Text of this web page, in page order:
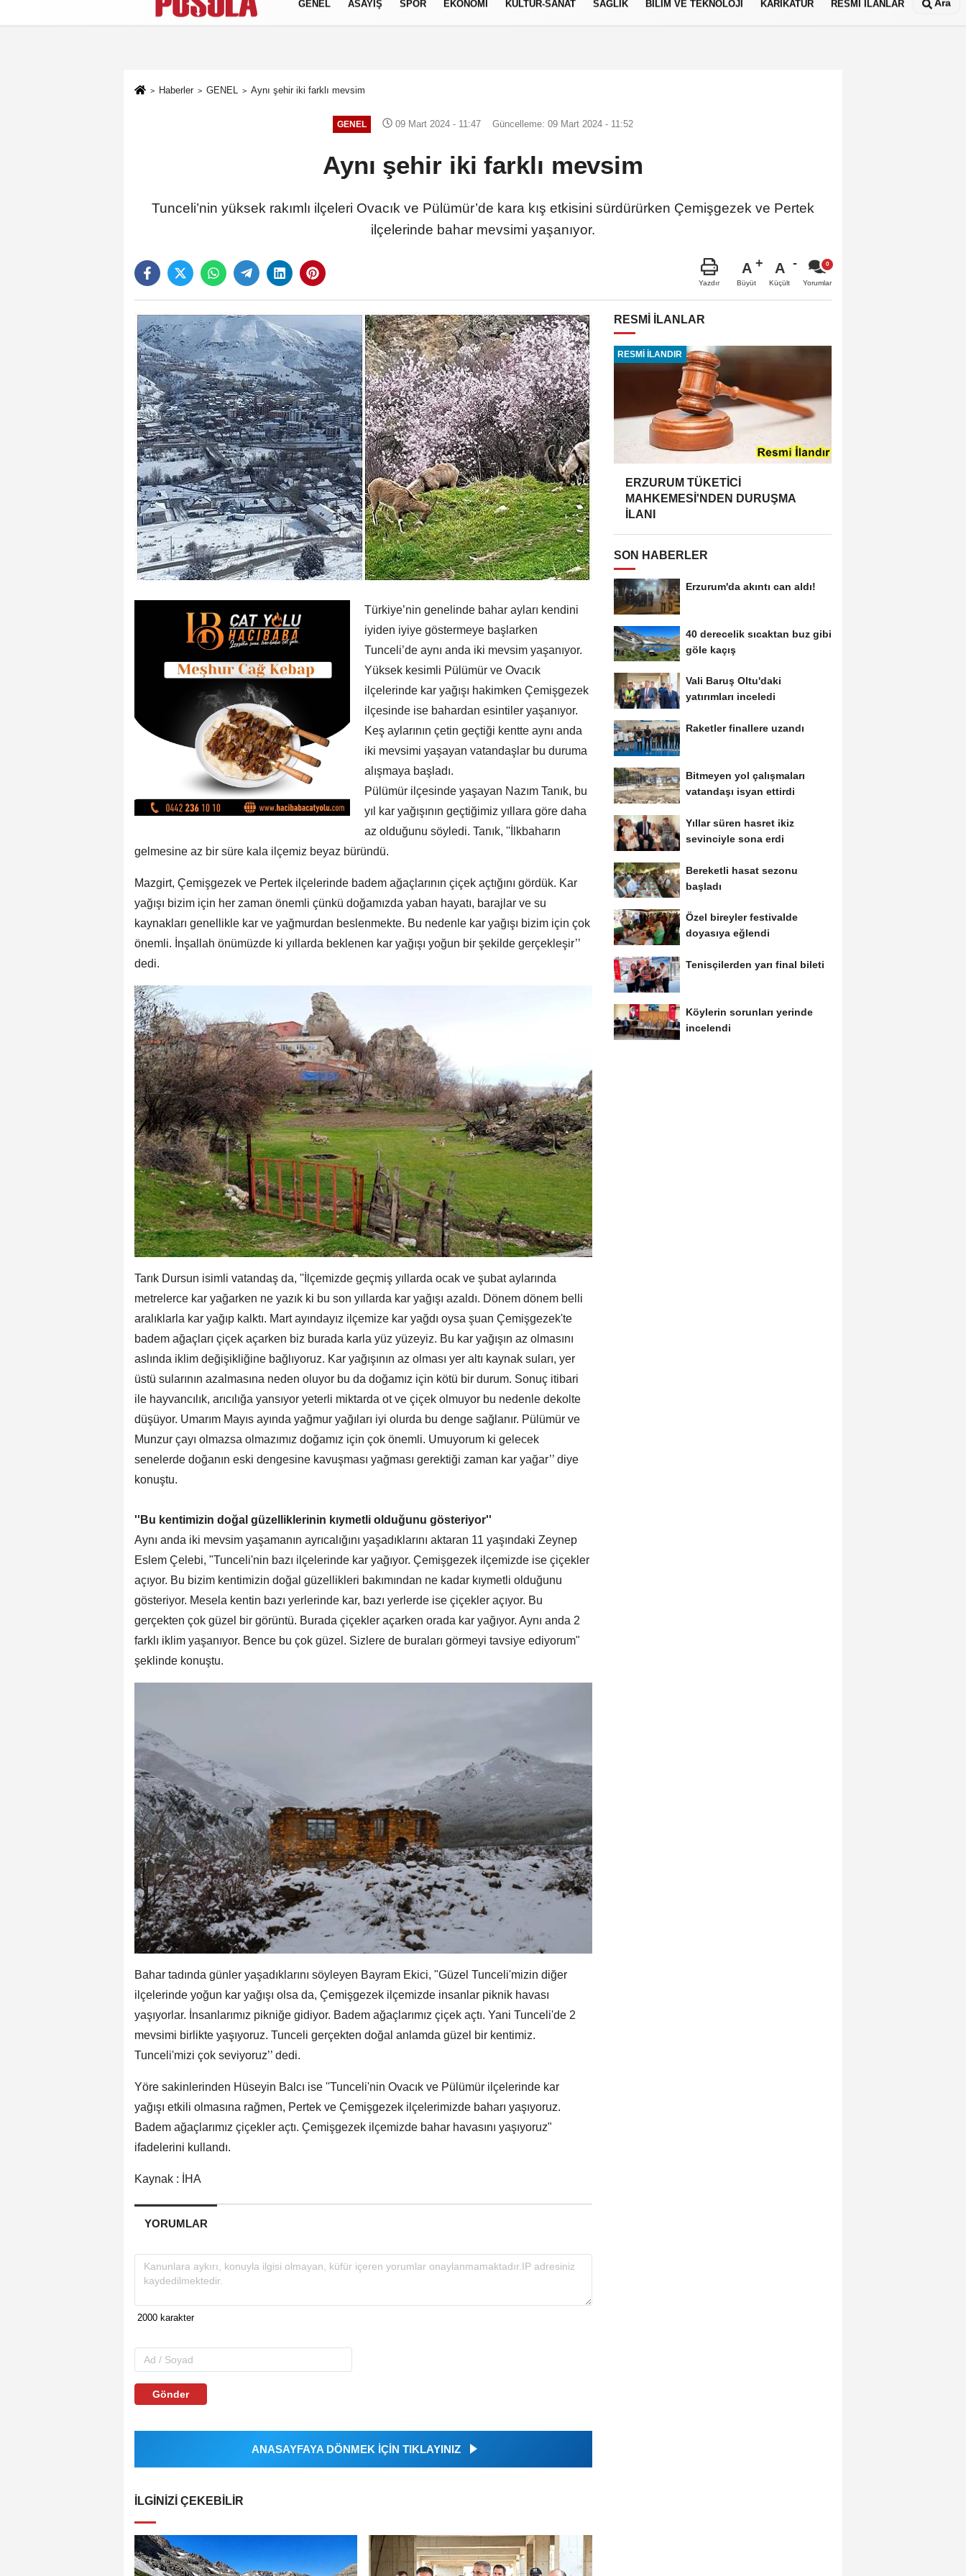
Künye İletişim Gizlilik Politikası
GENEL ASAYİŞ SPOR EKONOMİ KÜLTÜR-SANAT SAĞLIK BİLİM VE TEKNOLOJİ KARİKATÜR RESMİ İLANLAR Ara
Haberler GENEL Aynı şehir iki farklı mevsim
GENEL 09 Mart 2024 - 11:47 Güncelleme: 09 Mart 2024 - 11:52
Aynı şehir iki farklı mevsim
Tunceli’nin yüksek rakımlı ilçeleri Ovacık ve Pülümür’de kara kış etkisini sürdürürken Çemişgezek ve Pertek
ilçelerinde bahar mevsimi yaşanıyor.
Yazdır
A
Büyüt
A
Küçült Yorumlar
Türkiye’nin genelinde bahar ayları kendini
iyiden iyiye göstermeye başlarken
Tunceli’de aynı anda iki mevsim yaşanıyor.
Yüksek kesimli Pülümür ve Ovacık
ilçelerinde kar yağışı hakimken Çemişgezek
ilçesinde ise bahardan esintiler yaşanıyor.
Keş aylarının çetin geçtiği kentte aynı anda
iki mevsimi yaşayan vatandaşlar bu duruma
alışmaya başladı.
Pülümür ilçesinde yaşayan Nazım Tanık, bu
yıl kar yağışının geçtiğimiz yıllara göre daha
az olduğunu söyledi. Tanık, ''İlkbaharın
gelmesine az bir süre kala ilçemiz beyaz büründü.
Mazgirt, Çemişgezek ve Pertek ilçelerinde badem ağaçlarının çiçek açtığını gördük. Kar
yağışı bizim için her zaman önemli çünkü doğamızda yaban hayatı, barajlar ve su
kaynakları genellikle kar ve yağmurdan beslenmekte. Bu nedenle kar yağışı bizim için çok
önemli. İnşallah önümüzde ki yıllarda beklenen kar yağışı yoğun bir şekilde gerçekleşir’’
dedi.
Tarık Dursun isimli vatandaş da, ''İlçemizde geçmiş yıllarda ocak ve şubat aylarında
metrelerce kar yağarken ne yazık ki bu son yıllarda kar yağışı azaldı. Dönem dönem belli
aralıklarla kar yağıp kalktı. Mart ayındayız ilçemize kar yağdı oysa şuan Çemişgezek'te
badem ağaçları çiçek açarken biz burada karla yüz yüzeyiz. Bu kar yağışın az olmasını
aslında iklim değişikliğine bağlıyoruz. Kar yağışının az olması yer altı kaynak suları, yer
üstü sularının azalmasına neden oluyor bu da doğamız için kötü bir durum. Sonuç itibari
ile hayvancılık, arıcılığa yansıyor yeterli miktarda ot ve çiçek olmuyor bu nedenle dekolte
düşüyor. Umarım Mayıs ayında yağmur yağıları iyi olurda bu denge sağlanır. Pülümür ve
Munzur çayı olmazsa olmazımız doğamız için çok önemli. Umuyorum ki gelecek
senelerde doğanın eski dengesine kavuşması yağması gerektiği zaman kar yağar’’ diye
konuştu.
''Bu kentimizin doğal güzelliklerinin kıymetli olduğunu gösteriyor''
Aynı anda iki mevsim yaşamanın ayrıcalığını yaşadıklarını aktaran 11 yaşındaki Zeynep
Eslem Çelebi, "Tunceli'nin bazı ilçelerinde kar yağıyor. Çemişgezek ilçemizde ise çiçekler
açıyor. Bu bizim kentimizin doğal güzellikleri bakımından ne kadar kıymetli olduğunu
gösteriyor. Mesela kentin bazı yerlerinde kar, bazı yerlerde ise çiçekler açıyor. Bu
gerçekten çok güzel bir görüntü. Burada çiçekler açarken orada kar yağıyor. Aynı anda 2
farklı iklim yaşanıyor. Bence bu çok güzel. Sizlere de buraları görmeyi tavsiye ediyorum"
şeklinde konuştu.
Bahar tadında günler yaşadıklarını söyleyen Bayram Ekici, "Güzel Tunceli'mizin diğer
ilçelerinde yoğun kar yağışı olsa da, Çemişgezek ilçemizde insanlar piknik havası
yaşıyorlar. İnsanlarımız pikniğe gidiyor. Badem ağaçlarımız çiçek açtı. Yani Tunceli'de 2
mevsimi birlikte yaşıyoruz. Tunceli gerçekten doğal anlamda güzel bir kentimiz.
Tunceli'mizi çok seviyoruz’’ dedi.
Yöre sakinlerinden Hüseyin Balcı ise ''Tunceli'nin Ovacık ve Pülümür ilçelerinde kar
yağışı etkili olmasına rağmen, Pertek ve Çemişgezek ilçelerimizde baharı yaşıyoruz.
Badem ağaçlarımız çiçekler açtı. Çemişgezek ilçemizde bahar havasını yaşıyoruz"
ifadelerini kullandı.
Kaynak : İHA
YORUMLAR
Gönder
ANASAYFAYA DÖNMEK İÇİN TIKLAYINIZ
İLGINIZI ÇEKEBILIR
RESMİ İLANLAR
RESMİ İLANDIR
ERZURUM TÜKETİCİ
MAHKEMESİ'NDEN DURUŞMA
İLANI
SON HABERLER
Erzurum'da akıntı can aldı!
40 derecelik sıcaktan buz gibi
göle kaçış
Vali Baruş Oltu'daki
yatırımları inceledi
Raketler finallere uzandı
Bitmeyen yol çalışmaları
vatandaşı isyan ettirdi
Yıllar süren hasret ikiz
sevinciyle sona erdi
Bereketli hasat sezonu
başladı
Özel bireyler festivalde
doyasıya eğlendi
Tenisçilerden yarı final bileti
Köylerin sorunları yerinde
incelendi